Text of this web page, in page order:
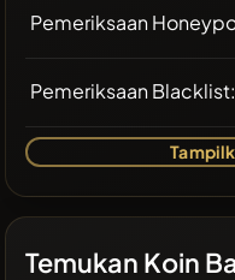
Pemeriksaan
Pemeriksaan Blacklist:
Temukan Koin